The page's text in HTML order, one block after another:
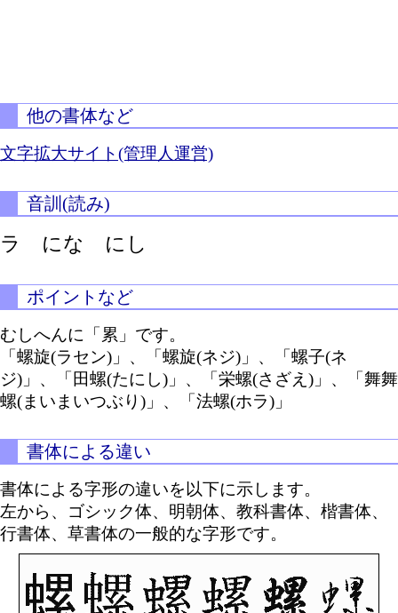
他の書体など
文字拡大サイト(管理人運営)
音訓(読み)
ラ にな にし
ポイントなど
むしへんに「累」です。
「螺旋(ラセン)」、「螺旋(ネジ)」、「螺子(ネ
ジ)」、「田螺(たにし)」、「栄螺(さざえ)」、「舞舞
螺(まいまいつぶり)」、「法螺(ホラ)」
書体による違い
書体による字形の違いを以下に示します。
左から、ゴシック体、明朝体、教科書体、楷書体、
行書体、草書体の一般的な字形です。